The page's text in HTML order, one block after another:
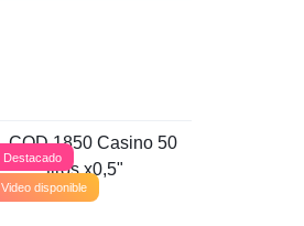
Destacado
Video disponible